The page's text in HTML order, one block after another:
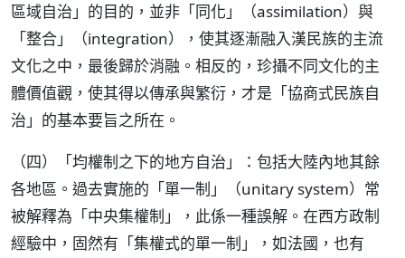
區域自治」的目的，並非「同化」（assimilation）與
「整合」（integration），使其逐漸融入漢民族的主流
文化之中，最後歸於消融。相反的，珍攝不同文化的主
體價值觀，使其得以傳承與繁衍，才是「協商式民族自
治」的基本要旨之所在。
（四）「均權制之下的地方自治」：包括大陸內地其餘
各地區。過去實施的「單一制」（unitary system）常
被解釋為「中央集權制」，此係一種誤解。在西方政制
經驗中，固然有「集權式的單一制」，如法國，也有